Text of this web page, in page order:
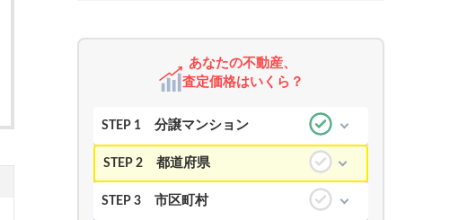
あなたの不動産、
査定価格はいくら？
STEP 1 分譲マンション
STEP 2 都道府県
STEP 3 市区町村